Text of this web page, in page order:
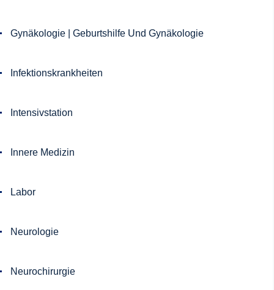
Gynäkologie | Geburtshilfe Und Gynäkologie
Infektionskrankheiten
Intensivstation
Innere Medizin
Labor
Neurologie
Neurochirurgie